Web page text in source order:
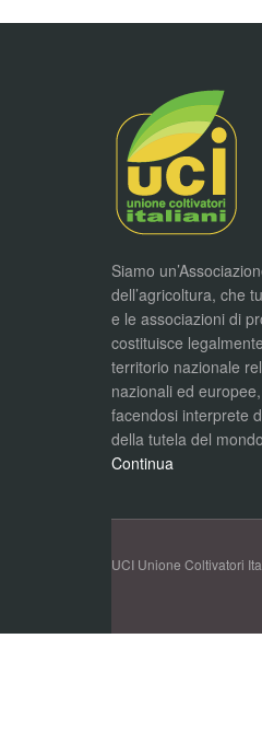
Siamo
dell’agricoltura, che
e le associazioni di
costituisce
territorio nazionale
nazionali ed
facendosi interprete
della tutela del
Continua
UCI Unione Coltivatori